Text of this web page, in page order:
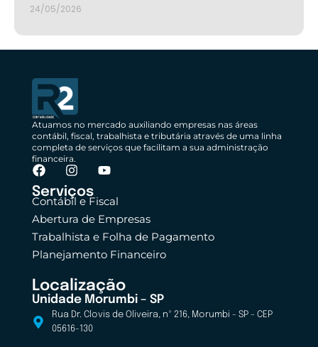
24/05/2026
Atuamos no mercado auxiliando empresas nas áreas
contábil, fiscal, trabalhista e tributária através de uma linha
completa de serviços que facilitam a sua administração
financeira.
Serviços
Contábil e Fiscal
Abertura de Empresas
Trabalhista e Folha de Pagamento
Planejamento Financeiro
Localização
Unidade Morumbi – SP
Rua Dr. Clovis de Oliveira, nº 216, Morumbi - SP - CEP
05616-130